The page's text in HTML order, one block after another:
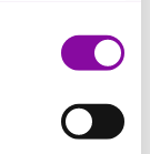
av kakor
att ske,
hemsidan